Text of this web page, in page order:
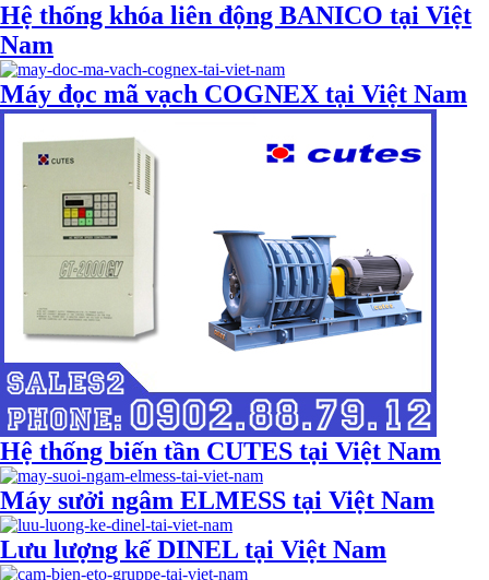
Hệ thống khóa liên động BANICO tại Việt
Nam
Máy đọc mã vạch COGNEX tại Việt Nam
Hệ thống biến tần CUTES tại Việt Nam
Máy sưởi ngâm ELMESS tại Việt Nam
Lưu lượng kế DINEL tại Việt Nam